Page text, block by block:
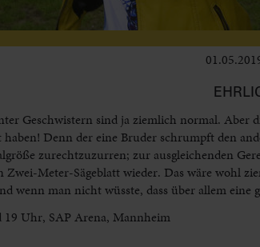
Geschwistern sind ja ziemlich normal. Aber
haben! Denn der eine Bruder schrumpft den
zurechtzuzurren; zur ausgleichenden
Zwei-Meter-Sägeblatt wieder. Das wäre wohl
wenn man nicht wüsste, dass über allem eine
19 Uhr, SAP Arena, Mannheim